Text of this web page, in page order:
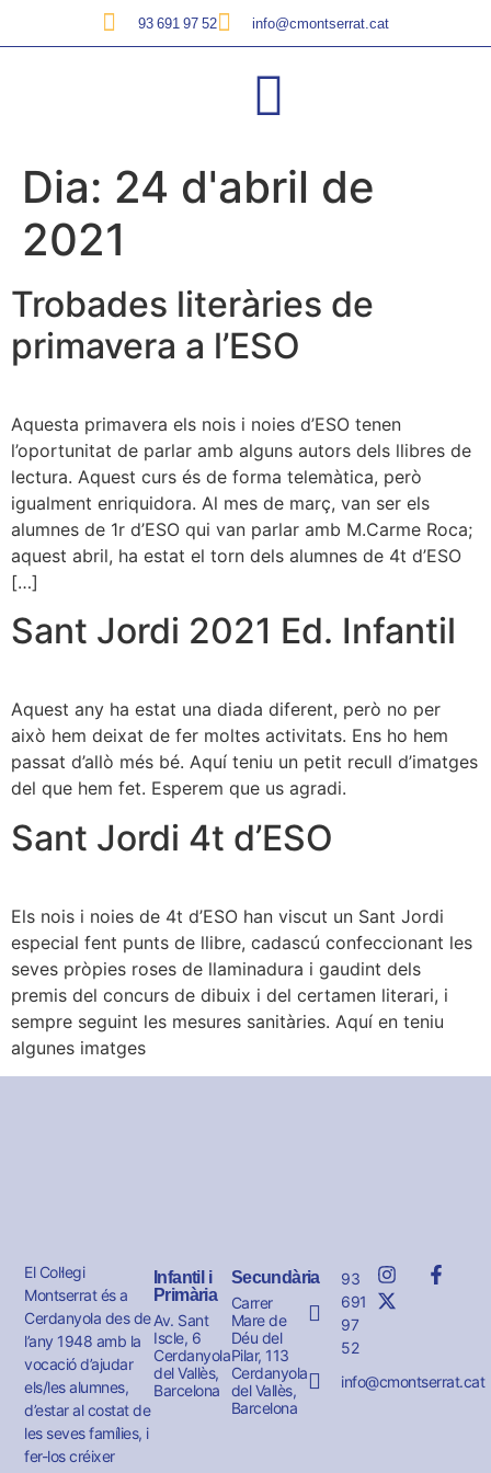
93 691 97 52 info@cmontserrat.cat
Dia: 24 d'abril de
2021
Trobades literàries de
primavera a l’ESO
Aquesta primavera els nois i noies d’ESO tenen
l’oportunitat de parlar amb alguns autors dels llibres de
lectura. Aquest curs és de forma telemàtica, però
igualment enriquidora. Al mes de març, van ser els
alumnes de 1r d’ESO qui van parlar amb M.Carme Roca;
aquest abril, ha estat el torn dels alumnes de 4t d’ESO
[…]
Sant Jordi 2021 Ed. Infantil
Aquest any ha estat una diada diferent, però no per
això hem deixat de fer moltes activitats. Ens ho hem
passat d’allò més bé. Aquí teniu un petit recull d’imatges
del que hem fet. Esperem que us agradi.
Sant Jordi 4t d’ESO
Els nois i noies de 4t d’ESO han viscut un Sant Jordi
especial fent punts de llibre, cadascú confeccionant les
seves pròpies roses de llaminadura i gaudint dels
premis del concurs de dibuix i del certamen literari, i
sempre seguint les mesures sanitàries. Aquí en teniu
algunes imatges
El Col·legi
Montserrat és a
Cerdanyola des de
l’any 1948 amb la
vocació d’ajudar
els/les alumnes,
d’estar al costat de
les seves famílies, i
fer-los créixer
Infantil i
Primària
Av. Sant
Iscle, 6
Cerdanyola
del Vallès,
Barcelona
Secundària
Carrer
Mare de
Déu del
Pilar, 113
Cerdanyola
del Vallès,
Barcelona
93
691
97
52
info@cmontserrat.cat